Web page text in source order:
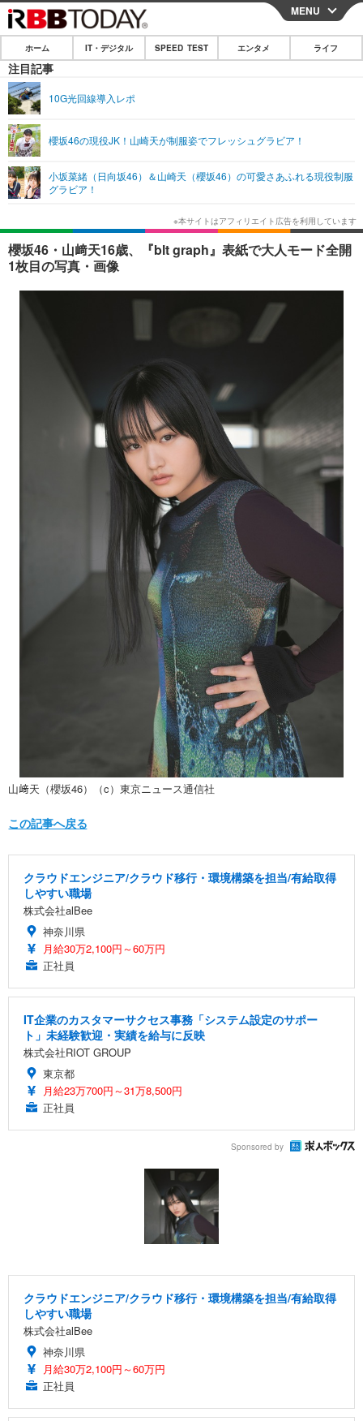
CLOSE
ホーム
IT・デジタル
ショッピング その他
SPEED TEST
エンタメ
エンタメTOP
韓国・芸能
音楽 スポーツ
その他
ライフ
ライフTOP グルメ
ペット ショッピング
その他
リリース一覧
プッシュ通知の停止方法
MENU
ホーム IT・デジタル SPEED TEST エンタメ ライフ
注目記事
10G光回線導入レポ
櫻坂46の現役JK！山崎天が制服姿でフレッシュグラビア！
小坂菜緒（日向坂46）＆山崎天（櫻坂46）の可愛さあふれる現役制服
グラビア！
櫻坂46・山﨑天16歳、『blt graph』表紙で大人モード全開
1枚目の写真・画像
山﨑天（櫻坂46）（c）東京ニュース通信社
この記事へ戻る
クラウドエンジニア/クラウド移行・環境構築を担当/有給取得
しやすい職場
株式会社alBee
神奈川県
月給30万2,100円～60万円
正社員
IT企業のカスタマーサクセス事務「システム設定のサポー
ト」未経験歓迎・実績を給与に反映
株式会社RIOT GROUP
東京都
月給23万700円～31万8,500円
正社員
Sponsored by
クラウドエンジニア/クラウド移行・環境構築を担当/有給取得
しやすい職場
株式会社alBee
神奈川県
月給30万2,100円～60万円
正社員